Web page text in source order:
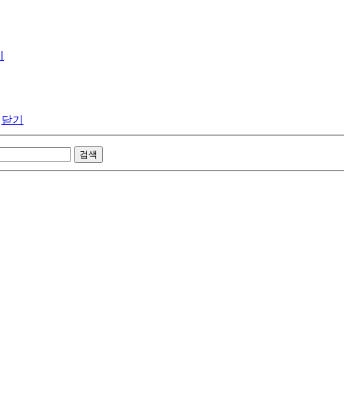
닫기
검색